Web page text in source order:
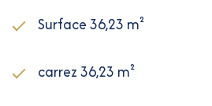
Surface 36,23 m²
carrez 36,23 m²